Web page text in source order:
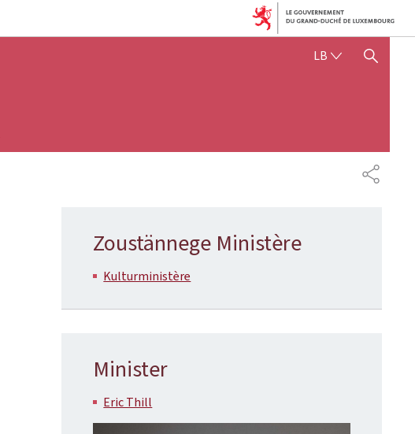
LB SHOW HIDE SEARCH
Zoustännege Ministère
Kulturministère
Minister
Eric Thill